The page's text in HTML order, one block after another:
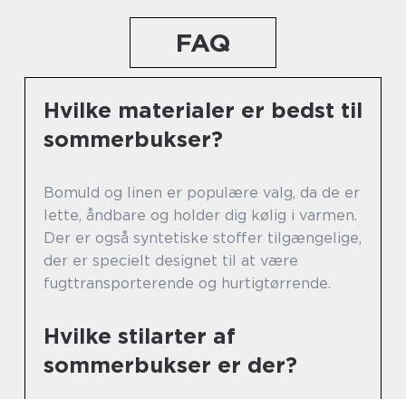
FAQ
Hvilke materialer er bedst til
sommerbukser?
Bomuld og linen er populære valg, da de er
lette, åndbare og holder dig kølig i varmen.
Der er også syntetiske stoffer tilgængelige,
der er specielt designet til at være
fugttransporterende og hurtigtørrende.
Hvilke stilarter af
sommerbukser er der?